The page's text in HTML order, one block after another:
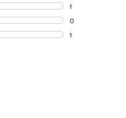
0 reviews with 4
1
1 review with 3
0
0 reviews with 2
1